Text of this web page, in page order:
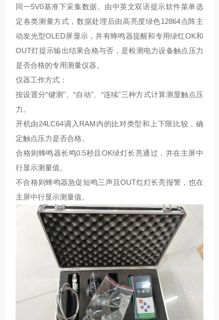
同一5V0基准下采集数据。由中英文双语提示软件菜单选
定各类测量方式，数据处理后由高亮度绿色12864点阵主
动发光型OLED屏显示，并有蜂鸣器提醒和专用绿红OK和
OUT灯提示输出结果合格与否，是检测电力设备触点压力
是否合格的专用测量仪器。
仪器工作方式：
按设置分“键测"、“自动"、“连续"三种方式计算测显触点压
力。
开机由24LC64调入RAM内的比对类型和上下限比较，确
定触点压力是否合格。
合格则蜂鸣器长鸣0.5秒且OK绿灯长亮通过，并在主屏中
行显示测量值。
不合格则蜂鸣器急促短鸣三声且OUT红灯长亮报警，也在
主屏中行显示测量值。